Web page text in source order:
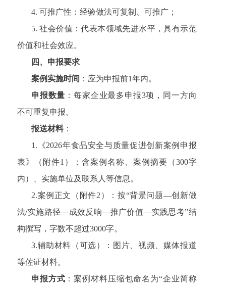
4. 可推广性：经验做法可复制、可推广；
5. 社会价值：代表本领域先进水平，具有示范
价值和社会效应。
四、申报要求
案例实施时间 ：应为申报前1年内。
申报数量 ：每家企业最多申报3项，同一方向
不可重复申报。
报送材料：
1.《2026年食品安全与质量促进创新案例申报
表》（附件1）：含案例名称、案例摘要（300字
内）、实施单位及联系人等信息。
2.案例正文（附件2）：按“背景问题—创新做
法/实施路径—成效反响—推广价值—实践思考”结
构撰写，字数不超过3000字。
3.辅助材料（可选）：图片、视频、媒体报道
等佐证材料。
申报方式 ：案例材料压缩包命名为“企业简称